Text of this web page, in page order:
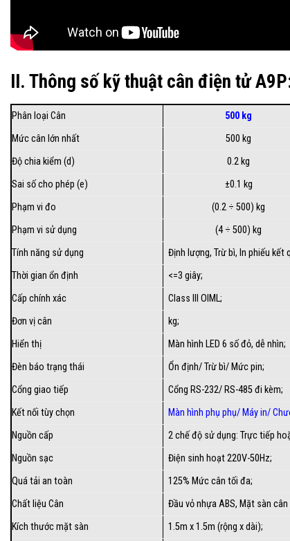
II. Thông số kỹ thuật cân điện tử
Phân loại Cân 500 kg
Mức cân lớn nhất
500 kg
Độ chia kiểm (d)
0.2 kg
Sai số cho phép (e)
±0.1 kg
Phạm vi đo
(0.2 ÷ 500) kg
Phạm vi sử dụng
(4 ÷ 500) kg
Tính năng sử dụng
Định lượng, Trừ bì, In phiếu
Thời gian ổn định
<=3 giây;
Cấp chính xác
Class III OIML;
Đơn vị cân
kg;
Hiển thị
Màn hình LED 6 số đỏ, dễ nhìn;
Đèn báo trạng thái
Ổn định/ Trừ bì/ Mức pin;
Cổng giao tiếp
Cổng RS-232/ RS-485 đi kèm;
Kết nối tùy chọn
Màn hình phụ phụ/ Máy in/
Nguồn cấp
2 chế độ sử dụng: Trực tiếp
Nguồn sạc
Điện sinh hoạt 220V-50Hz;
Quá tải an toàn
125% Mức cân tối đa;
Chất liệu Cân
Đầu vỏ nhựa ABS, Mặt sàn
Kích thước mặt sàn
1.5m x 1.5m (rộng x dài);